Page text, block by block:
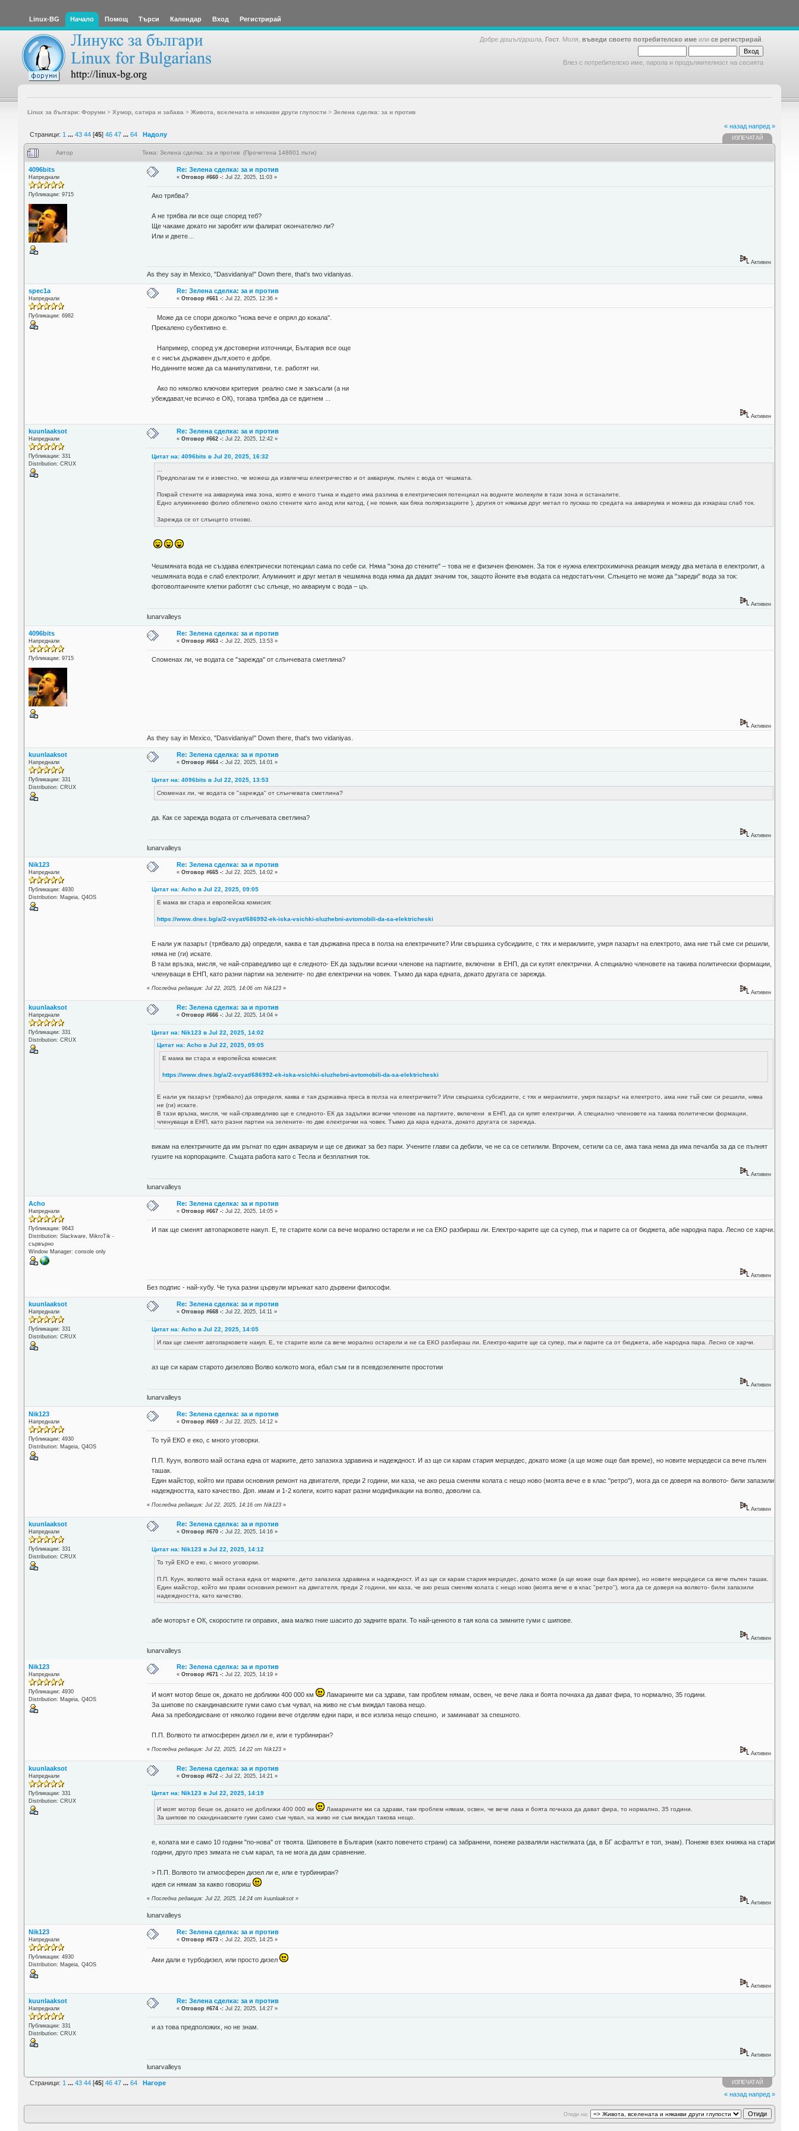
Linux-BG Начало Помощ Търси Календар Вход Регистрирай
Добре дошъл/дошла, Гост . Моля, въведи своето потребителско име или се регистрирай
Влез с потребителско име, парола и продължителност на сесията
Linux за българи: Форуми> Хумор, сатира и забава > Живота, вселената и някакви други глупости> Зелена сделка: за и против
Страници: 1 ... 43 44 [45] 46 47 ... 64 Надолу
« назад напред »
ИЗПЕЧАТАЙ
Автор Тема: Зелена сделка: за и против (Прочетена 148601 пъти)
4096bits
Напреднали
Публикации: 9715
Re: Зелена сделка: за и против
«Отговор #660 -: Jul 22, 2025, 11:03 »
Ако трябва?
А не трябва ли все още според теб?
Ще чакаме докато ни заробят или фалират окончателно ли?
Или и двете…
Активен
As they say in Mexico, "Dasvidaniya!" Down there, that's two vidaniyas.
spec1a
Напреднали
Публикации: 6982
Re: Зелена сделка: за и против
«Отговор #661 -: Jul 22, 2025, 12:36 »
Може да се спори доколко "ножа вече е опрял до кокала".
Прекалено субективно е.
Например, според уж достоверни източници, България все още
е с нисък държавен дълг,което е добре.
Но,данните може да са манипулативни, т.е. работят ни.
Ако по няколко ключови критерия реално сме я закъсали (а ни
убеждават,че всичко е ОК), тогава трябва да се вдигнем ...
Активен
kuunlaaksot
Напреднали
Публикации: 331
Distribution: CRUX
Re: Зелена сделка: за и против
«Отговор #662 -: Jul 22, 2025, 12:42 »
Цитат на: 4096bits в Jul 20, 2025, 16:32
Предполагам ти е известно, че можеш да извлечеш електричество и от аквариум, пълен с вода от чешмата.
Покрай стените на аквариума има зона, която е много тънка и където има разлика в електрическия потенциал на водните молекули в тази зона и останалите.
Едно алуминиево фолио облепено около стените като анод или катод, ( не помня, как бяха поляризациите ), другия от някакъв друг метал го пускаш по средата на аквариума и можеш да изкараш слаб ток.
Зарежда се от слънцето отново.
Чешмяната вода не създава електрически потенциал сама по себе си. Няма "зона до стените" – това не е физичен феномен. За ток е нужна електрохимична реакция между два метала в електролит, а
чешмяната вода е слаб електролит. Алуминият и друг метал в чешмяна вода няма да дадат значим ток, защото йоните във водата са недостатъчни. Слънцето не може да "зареди" вода за ток:
фотоволтаичните клетки работят със слънце, но аквариум с вода – цъ.
Активен
lunarvalleys
4096bits
Напреднали
Публикации: 9715
Re: Зелена сделка: за и против
«Отговор #663 -: Jul 22, 2025, 13:53 »
Споменах ли, че водата се "зарежда" от слънчевата сметлина?
Активен
As they say in Mexico, "Dasvidaniya!" Down there, that's two vidaniyas.
kuunlaaksot
Напреднали
Публикации: 331
Distribution: CRUX
Re: Зелена сделка: за и против
«Отговор #664 -: Jul 22, 2025, 14:01 »
Цитат на: 4096bits в Jul 22, 2025, 13:53
Споменах ли, че водата се "зарежда" от слънчевата сметлина?
да. Как се зарежда водата от слънчевата светлина?
Активен
lunarvalleys
Nik123
Напреднали
Публикации: 4930
Distribution: Mageia, Q4OS
Re: Зелена сделка: за и против
«Отговор #665 -: Jul 22, 2025, 14:02 »
Цитат на: Acho в Jul 22, 2025, 09:05
Е мама ви стара и европейска комисия:
https://www.dnes.bg/a/2-svyat/686992-ek-iska-vsichki-sluzhebni-avtomobili-da-sa-elektricheski
Е нали уж пазарът (трябвало да) определя, каква е тая държавна преса в полза на електричките? Или свършиха субсидиите, с тях и мераклиите, умря пазарът на електрото, ама ние тъй сме си решили,
няма не (ги) искате.
В тази връзка, мисля, че най-справедливо ще е следното- ЕК да задължи всички членове на партиите, включени в ЕНП, да си купят електрички. А специално членовете на такива политически формации,
членуващи в ЕНП, като разни партии на зелените- по две електрички на човек. Тъкмо да кара едната, докато другата се зарежда.
«Последна редакция: Jul 22, 2025, 14:06 от Nik123 »
Активен
kuunlaaksot
Напреднали
Публикации: 331
Distribution: CRUX
Re: Зелена сделка: за и против
«Отговор #666 -: Jul 22, 2025, 14:04 »
Цитат на: Nik123 в Jul 22, 2025, 14:02
Цитат на: Acho в Jul 22, 2025, 09:05
Е мама ви стара и европейска комисия:
https://www.dnes.bg/a/2-svyat/686992-ek-iska-vsichki-sluzhebni-avtomobili-da-sa-elektricheski
Е нали уж пазарът (трябвало) да определя, каква е тая държавна преса в полза на електричките? Или свършиха субсидиите, с тях и мераклиите, умря пазарът на електрото, ама ние тъй сме си решили, няма
не (ги) искате.
В тази връзка, мисля, че най-справедливо ще е следното- ЕК да задължи всички членове на партиите, включени в ЕНП, да си купят електрички. А специално членовете на такива политически формации,
членуващи в ЕНП, като разни партии на зелените- по две електрички на човек. Тъкмо да кара едната, докато другата се зарежда.
викам на електричките да им ръгнат по един аквариум и ще се движат за без пари. Учените глави са дебили, че не са се сетилили. Впрочем, сетили са се, ама така нема да има печалба за да се пълнят
гушите на корпорациите. Същата работа като с Тесла и безплатния ток.
Активен
lunarvalleys
Acho
Напреднали
Публикации: 9643
Distribution: Slackware, MikroTik -
сървърно
Window Manager: console only
Re: Зелена сделка: за и против
«Отговор #667 -: Jul 22, 2025, 14:05 »
И пак ще сменят автопарковете накуп. Е, те старите коли са вече морално остарели и не са ЕКО разбираш ли. Електро-карите ще са супер, пък и парите са от бюджета, абе народна пара. Лесно се харчи.
Активен
Без подпис - най-хубу. Че тука разни цървули мрънкат като дървени философи.
kuunlaaksot
Напреднали
Публикации: 331
Distribution: CRUX
Re: Зелена сделка: за и против
«Отговор #668 -: Jul 22, 2025, 14:11 »
Цитат на: Acho в Jul 22, 2025, 14:05
И пак ще сменят автопарковете накуп. Е, те старите коли са вече морално остарели и не са ЕКО разбираш ли. Електро-карите ще са супер, пък и парите са от бюджета, абе народна пара. Лесно се харчи.
аз ще си карам старото дизелово Волво колкото мога, ебал съм ги в псевдозелените простотии
Активен
lunarvalleys
Nik123
Напреднали
Публикации: 4930
Distribution: Mageia, Q4OS
Re: Зелена сделка: за и против
«Отговор #669 -: Jul 22, 2025, 14:12 »
То туй ЕКО е еко, с много уговорки.
П.П. Куун, волвото май остана една от марките, дето запазиха здравина и надеждност. И аз ще си карам стария мерцедес, докато може (а ще може още бая време), но новите мерцедеси са вече пълен
ташак.
Един майстор, който ми прави основния ремонт на двигателя, преди 2 години, ми каза, че ако реша сменям колата с нещо ново (моята вече е в клас "ретро"), мога да се доверя на волвото- били запазили
надеждността, като качество. Доп. имам и 1-2 колеги, които карат разни модификации на волво, доволни са.
«Последна редакция: Jul 22, 2025, 14:16 от Nik123 »
Активен
kuunlaaksot
Напреднали
Публикации: 331
Distribution: CRUX
Re: Зелена сделка: за и против
«Отговор #670 -: Jul 22, 2025, 14:16 »
Цитат на: Nik123 в Jul 22, 2025, 14:12
То туй ЕКО е еко, с много уговорки.
П.П. Куун, волвото май остана една от марките, дето запазиха здравина и надеждност. И аз ще си карам стария мерцедес, докато може (а ще може още бая време), но новите мерцедеси са вече пълен ташак.
Един майстор, който ми прави основния ремонт на двигателя, преди 2 години, ми каза, че ако реша сменям колата с нещо ново (моята вече е в клас "ретро"), мога да се доверя на волвото- били запазили
надеждността, като качество.
абе моторът е ОК, скоростите ги оправих, ама малко гние шасито до задните врати. То най-ценното в тая кола са зимните гуми с шипове.
Активен
lunarvalleys
Nik123
Напреднали
Публикации: 4930
Distribution: Mageia, Q4OS
Re: Зелена сделка: за и против
«Отговор #671 -: Jul 22, 2025, 14:19 »
И моят мотор беше ок, докато не доближи 400 000 км
Ламарините ми са здрави, там проблем нямам, освен, че вече лака и боята почнаха да дават фира, то нормално, 35 години.
За шипове по скандинавските гуми само съм чувал, на живо не съм виждал такова нещо.
Ама за пребоядисване от няколко години вече отделям едни пари, и все излиза нещо спешно, и заминават за спешното.
П.П. Волвото ти атмосферен дизел ли е, или е турбиниран?
«Последна редакция: Jul 22, 2025, 14:22 от Nik123 »
Активен
kuunlaaksot
Напреднали
Публикации: 331
Distribution: CRUX
Re: Зелена сделка: за и против
«Отговор #672 -: Jul 22, 2025, 14:21 »
Цитат на: Nik123 в Jul 22, 2025, 14:19
И моят мотор беше ок, докато не доближи 400 000 км
Ламарините ми са здрави, там проблем нямам, освен, че вече лака и боята почнаха да дават фира, то нормално, 35 години.
За шипове по скандинавските гуми само съм чувал, на живо не съм виждал такова нещо.
е, колата ми е само 10 години "по-нова" от твоята. Шиповете в България (както повечето страни) са забранени, понеже разваляли настилката (да, в БГ асфалтът е топ, знам). Понеже взех книжка на стари
години, друго през зимата не съм карал, та не мога да дам сравнение.
> П.П. Волвото ти атмосферен дизел ли е, или е турбиниран?
идея си нямам за какво говориш
«Последна редакция: Jul 22, 2025, 14:24 от kuunlaaksot »
Активен
lunarvalleys
Nik123
Напреднали
Публикации: 4930
Distribution: Mageia, Q4OS
Re: Зелена сделка: за и против
«Отговор #673 -: Jul 22, 2025, 14:25 »
Ами дали е турбодизел, или просто дизел
Активен
kuunlaaksot
Напреднали
Публикации: 331
Distribution: CRUX
Re: Зелена сделка: за и против
«Отговор #674 -: Jul 22, 2025, 14:27 »
и аз това предположих, но не знам.
Активен
lunarvalleys
Страници: 1 ... 43 44 [45] 46 47 ... 64 Нагоре ИЗПЕЧАТАЙ
« назад напред »
Отиди на: